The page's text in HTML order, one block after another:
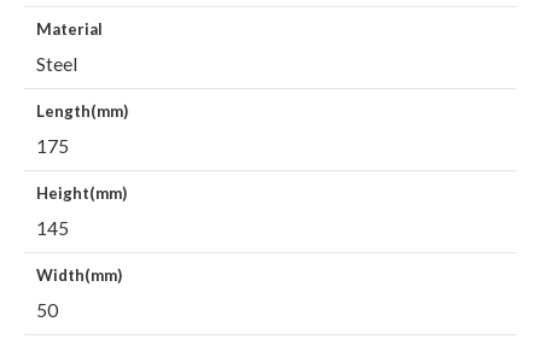
Material
Steel
Length(mm)
175
Height(mm)
145
Width(mm)
50